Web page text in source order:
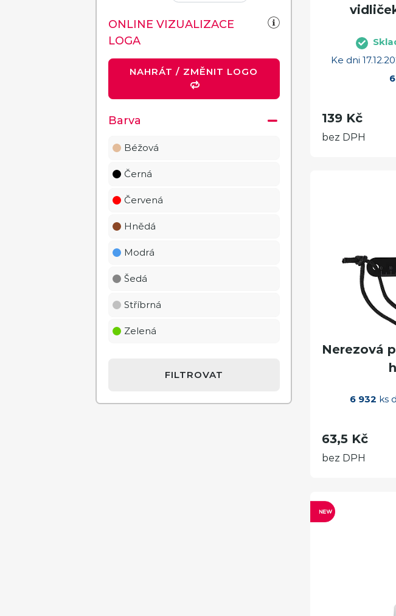
ONLINE VIZUALIZACE
LOGA
Barva
Béžová
Černá
Červená
Hnědá
Modrá
Šedá
Stříbrná
Zelená
FILTROVAT
Ke dni
139 Kč
bez DPH
Nerezová
6 932 ks
63,5 Kč
bez DPH